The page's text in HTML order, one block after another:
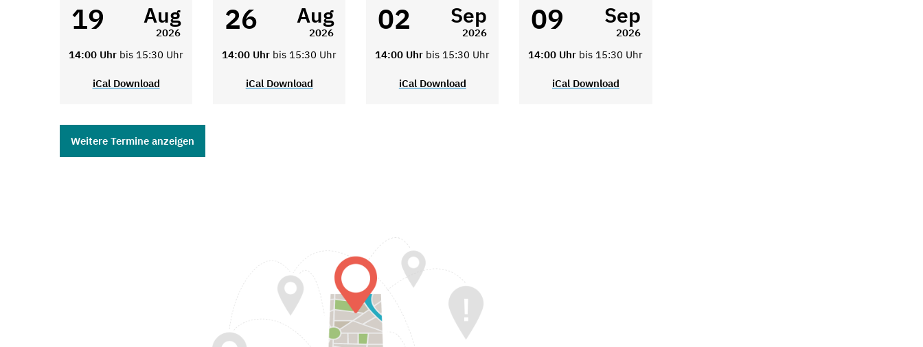
19 Aug
2026
14:00 Uhr bis 15:30 Uhr
iCal Download
26 Aug
2026
14:00 Uhr bis 15:30 Uhr
iCal Download
02 Sep
2026
14:00 Uhr bis 15:30 Uhr
iCal Download
09 Sep
2026
14:00 Uhr bis 15:30 Uhr
iCal Download
Weitere Termine anzeigen